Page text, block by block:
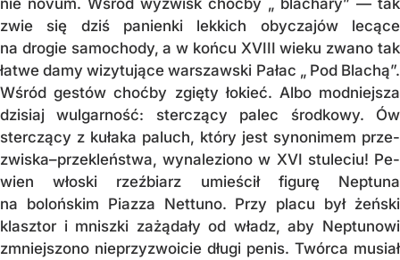
zwie się dziś pa­nien­ki lekkich obyczajów lecące
na drogie sa­mochody, a w końcu XVIII wieku zwa­no tak
łatwe damy wizytujące warszawski Pa­łac „ Pod Blachą”.
Wśród gestów choćby zgięty łokieć. Albo modniejsza
dzisiaj wul­garność: sterczący palec środkowy. Ów
sterczący z kułaka paluch, który jest synonimem prze­
zwiska–przekleństwa, wy­na­le­ziono w XVI stuleciu! Pe­
wien włoski rzeź­biarz umieścił figurę Neptuna
na bolońs­kim Piaz­za Nettuno. Przy placu był żeński
klasztor i mniszki zażądały od władz, aby Nep­tu­no­wi
zmniejszono nieprzyz­woi­cie dłu­­gi pe­nis. Twórca musiał